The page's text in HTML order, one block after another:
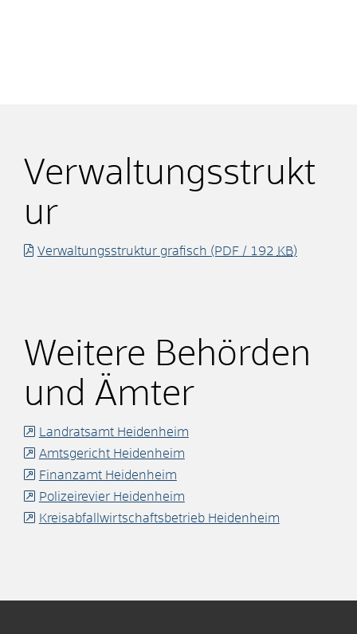
Verwaltungsstrukt
ur
Verwaltungsstruktur grafisch (PDF / 192 KB)
Weitere Behörden
und Ämter
Landratsamt Heidenheim
Amtsgericht Heidenheim
Finanzamt Heidenheim
Polizeirevier Heidenheim
Kreisabfallwirtschaftsbetrieb Heidenheim